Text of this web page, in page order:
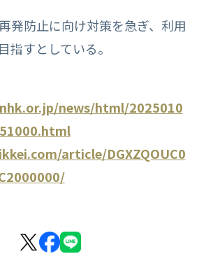
発防止に向け対策を急ぎ、利用
指すとしている。
news/html/2025010
article/DGXZQOUC0